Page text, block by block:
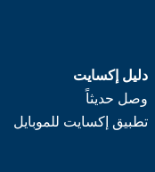
دليل إكسايت
وصل حديثاً
تطبيق إكسايت للموبايل